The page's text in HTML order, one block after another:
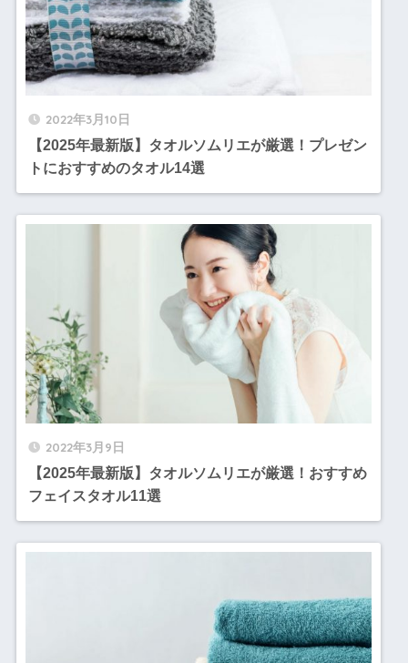
2022年3月10日
【2025年最新版】タオルソムリエが厳選！プレゼン
トにおすすめのタオル14選
2022年3月9日
【2025年最新版】タオルソムリエが厳選！おすすめ
フェイスタオル11選